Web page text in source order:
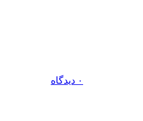
۰ دیدگاه